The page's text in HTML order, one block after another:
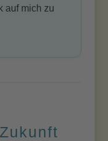
auf mich zu